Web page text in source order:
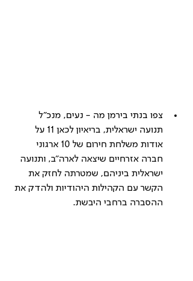
צפו בנתי בירמן מה - נעים, מנכ"ל
תנועה ישראלית,
בריאיון לכאן 11 על
אודות משלחת חירום של 10 ארגוני
חברה אזרחיים שיצאה לארה"ב, ותנועה
ישראלית ביניהם, שמטרתה לחזק את
הקשר עם הקהילות היהודיות ולהדק את
ההסברה ברחבי היבשת.